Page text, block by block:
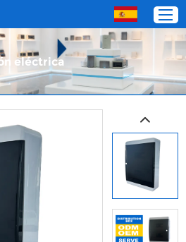
de nosotros
eléctrica